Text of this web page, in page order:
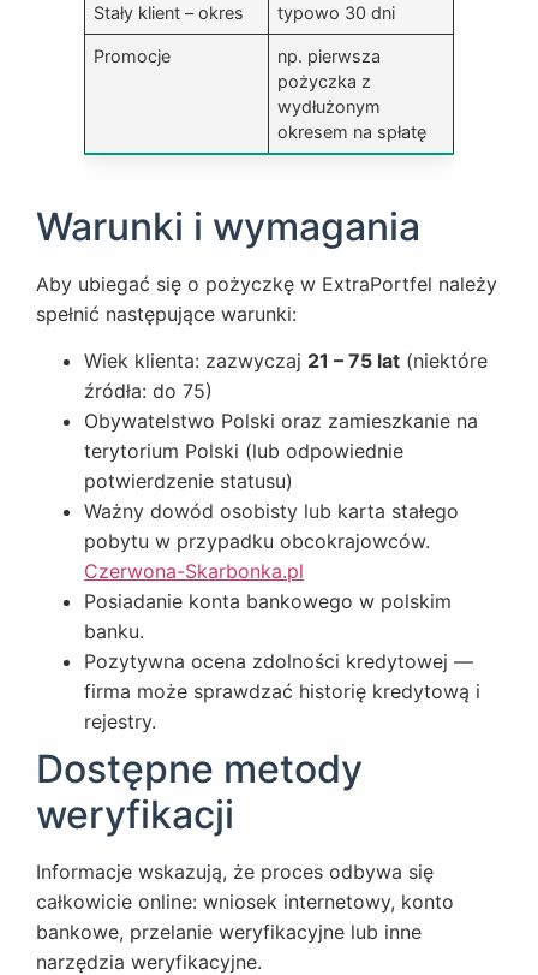
Stały klient – okres typowo 30 dni
Promocje
np. pierwsza
pożyczka z
wydłużonym
okresem na spłatę
Warunki i wymagania
Aby ubiegać się o pożyczkę w ExtraPortfel należy
spełnić następujące warunki:
Wiek klienta: zazwyczaj 21 – 75 lat (niektóre
źródła: do 75)
Obywatelstwo Polski oraz zamieszkanie na
terytorium Polski (lub odpowiednie
potwierdzenie statusu)
Ważny dowód osobisty lub karta stałego
pobytu w przypadku obcokrajowców.
Czerwona-Skarbonka.pl
Posiadanie konta bankowego w polskim
banku.
Pozytywna ocena zdolności kredytowej —
firma może sprawdzać historię kredytową i
rejestry.
Dostępne metody
weryfikacji
Informacje wskazują, że proces odbywa się
całkowicie online: wniosek internetowy, konto
bankowe, przelanie weryfikacyjne lub inne
narzędzia weryfikacyjne.